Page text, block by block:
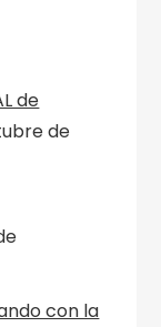
de
de
con la